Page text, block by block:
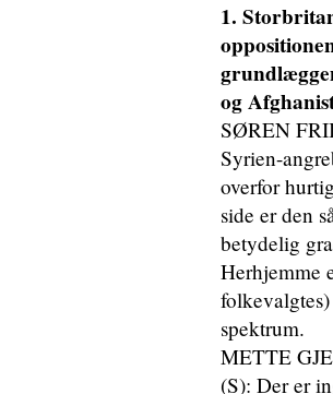
1.
og
SØREN
Syrien-
overfor
side er den
betydelig
Herhjemme
spektrum.
METTE
(S): Der er